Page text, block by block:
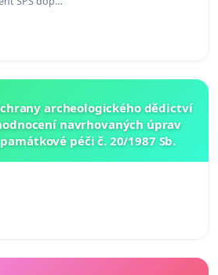
archeologického dědictví
navrhovaných úprav
péči č. 20/1987 Sb.